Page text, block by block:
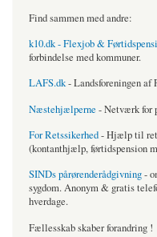
Find sammen med andre:
k10.dk - Flexjob &
forbindelse med kommuner.
LAFS.dk- Landsforeningen af
Næstehjælperne - Netværk for
For Retssikerhed- Hjælp til
(kontanthjælp, førtidspension
SINDs pårørenderådgivning-
sygdom. Anonym & gratis
hverdage.
Fællesskab skaber forandring !